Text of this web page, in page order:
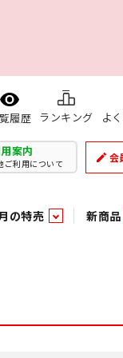
履歴 ランキング よ
案内
ご利用について create 会
文具 玩具 ス
の特売 新商品